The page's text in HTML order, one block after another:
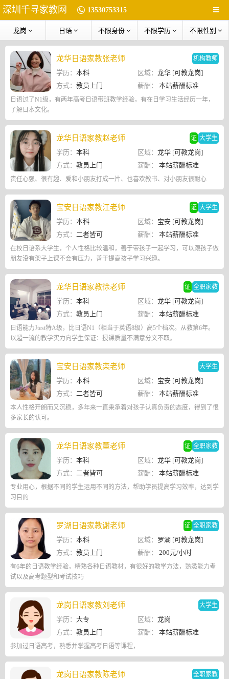
深圳千寻家教网 13530753315
龙岗 日语 不限身份 不限学历 不限性别
龙华日语家教张老师 机构教师
学历： 本科 区域： 龙华 [可教龙岗]
方式： 教员上门 薪酬： 本站薪酬标准
日语过了N1级，有两年高考日语带班教学经验，有在日学习生活经历一年，
了解日本文化。
龙华日语家教赵老师 证 大学生
学历： 本科 区域： 龙华 [可教龙岗]
方式： 教员上门 薪酬： 本站薪酬标准
责任心强、很有趣、爱和小朋友打成一片、也喜欢教书、对小朋友很耐心
宝安日语家教江老师 证 大学生
学历： 本科 区域： 宝安 [可教龙岗]
方式： 二者皆可 薪酬： 本站薪酬标准
在校日语系大学生，个人性格比较温和，善于带孩子一起学习，可以跟孩子做
朋友没有架子上课不会有压力，善于提高孩子学习兴趣。
龙华日语家教徐老师 证 全职家教
学历： 本科 区域： 龙华 [可教龙岗]
方式： 教员上门 薪酬： 本站薪酬标准
日语能力Jtest特A级，比日语N1（相当于英语8级）高5个档次。从教第6年。
以超一流的教学实力向学生保证：授课质量不满意分文不取。
宝安日语家教栾老师 大学生
学历： 本科 区域： 宝安 [可教龙岗]
方式： 二者皆可 薪酬： 本站薪酬标准
本人性格开朗而又沉稳，多年来一直秉承着对孩子认真负责的态度，得到了很
多家长的认可。
龙华日语家教董老师 证 全职家教
学历： 本科 区域： 龙华 [可教龙岗]
方式： 二者皆可 薪酬： 本站薪酬标准
专业用心，根据不同的学生运用不同的方法，帮助学员提高学习效率，达到学
习目的
罗湖日语家教谢老师 证 全职家教
学历： 本科 区域： 罗湖 [可教龙岗]
方式： 教员上门 薪酬： 200元/小时
有6年的日语教学经验，精熟各种日语教材，有很好的教学方法，熟悉能力考
试以及高考题型和考试技巧
龙岗日语家教刘老师 大学生
学历： 大专 区域： 龙岗
方式： 教员上门 薪酬： 本站薪酬标准
参加过日语高考，熟悉并掌握高考日语等课程，
龙岗日语家教陈老师 全职家教